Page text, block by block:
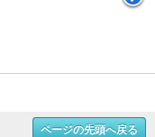
ページの先頭へ戻る